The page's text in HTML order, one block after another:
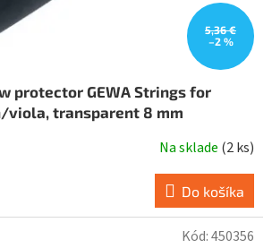
5,36 €
–2 %
protector GEWA Strings for
transparent 8 mm
Na sklade (2 ks)
Do košíka
Kód:450356